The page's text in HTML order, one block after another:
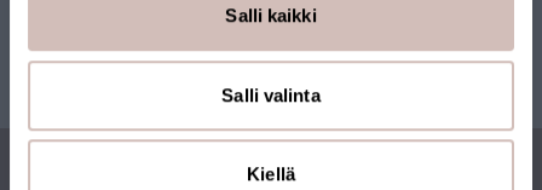
Salli kaikki
Salli valinta
Kiellä